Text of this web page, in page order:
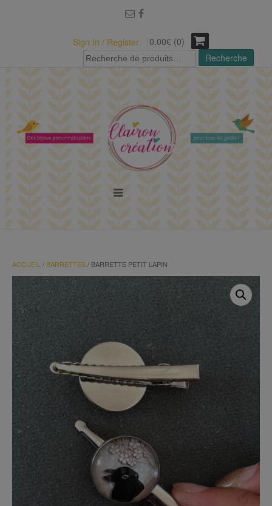
Sign In / Register
0.00€ (0)
Recherche
pour :
Recherche
ACCUEIL / BARRETTES/ BARRETTE PETIT LAPIN